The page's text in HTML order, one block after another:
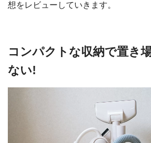
想をレビューしていきます。
コンパクトな収納で置き
ない!